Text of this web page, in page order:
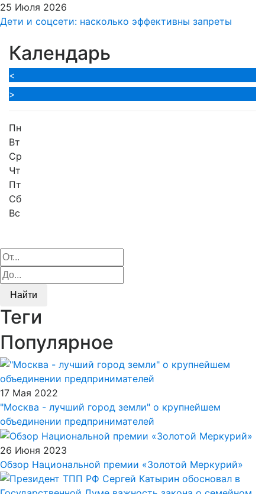
25 Июля 2026
Дети и соцсети: насколько эффективны запреты
Календарь
<
>
Пн
Вт
Ср
Чт
Пт
Сб
Вс
Найти
Теги
Популярное
17 Мая 2022
"Москва - лучший город земли" о крупнейшем
объединении предпринимателей
26 Июня 2023
Обзор Национальной премии «Золотой Меркурий»